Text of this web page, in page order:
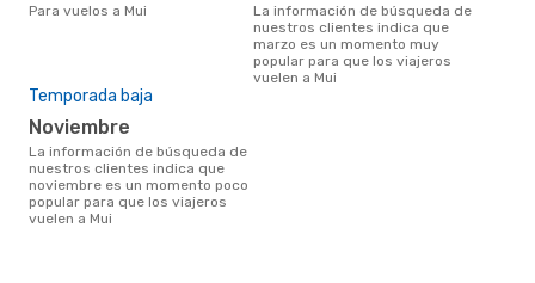
Para vuelos a Mui
La información de búsqueda de
nuestros clientes indica que
marzo es un momento muy
popular para que los viajeros
vuelen a Mui
Temporada baja
noviembre
La información de búsqueda de
nuestros clientes indica que
noviembre es un momento poco
popular para que los viajeros
vuelen a Mui